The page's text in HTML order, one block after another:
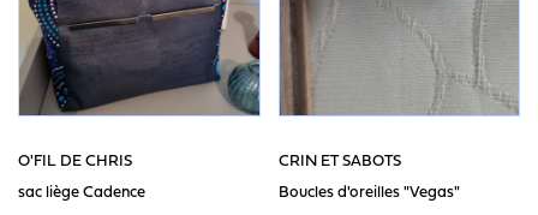
O'FIL DE CHRIS
sac liège Cadence
CRIN ET SABOTS
Boucles d'oreilles "Vegas"